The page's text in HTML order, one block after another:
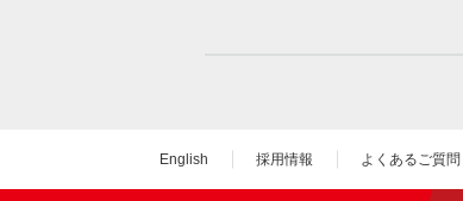
English 採用情報 よくあるご質